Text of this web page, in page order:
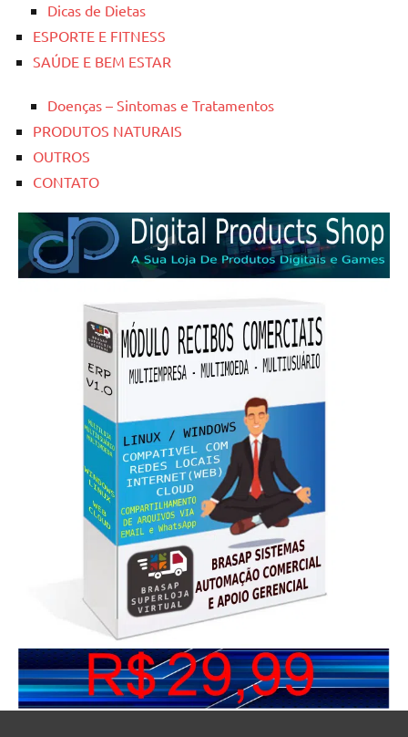
Dicas de Dietas
ESPORTE E FITNESS
SAÚDE E BEM ESTAR
Doenças – Sintomas e Tratamentos
PRODUTOS NATURAIS
OUTROS
CONTATO